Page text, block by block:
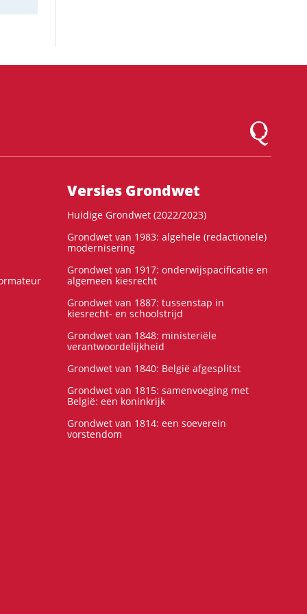
Logo
Versies Grondwet
Huidige Grondwet (2022/2023)
Grondwet van 1983: algehele (redactionele)
modernisering
Grondwet van 1917: onderwijspacificatie en
algemeen kiesrecht
Grondwet van 1887: tussenstap in
kiesrecht- en schoolstrijd
Grondwet van 1848: ministeriële
verantwoordelijkheid
Grondwet van 1840: België afgesplitst
Grondwet van 1815: samenvoeging met
België: een koninkrijk
Grondwet van 1814: een soeverein
vorstendom